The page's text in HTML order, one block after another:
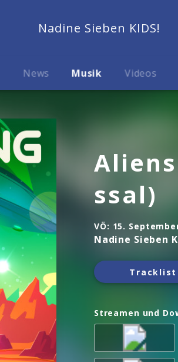
Nadine Sieben KIDS!
News Musik Videos
ssal)
VÖ: 15.
Nadine Sieben
Tracklist
Streamen und